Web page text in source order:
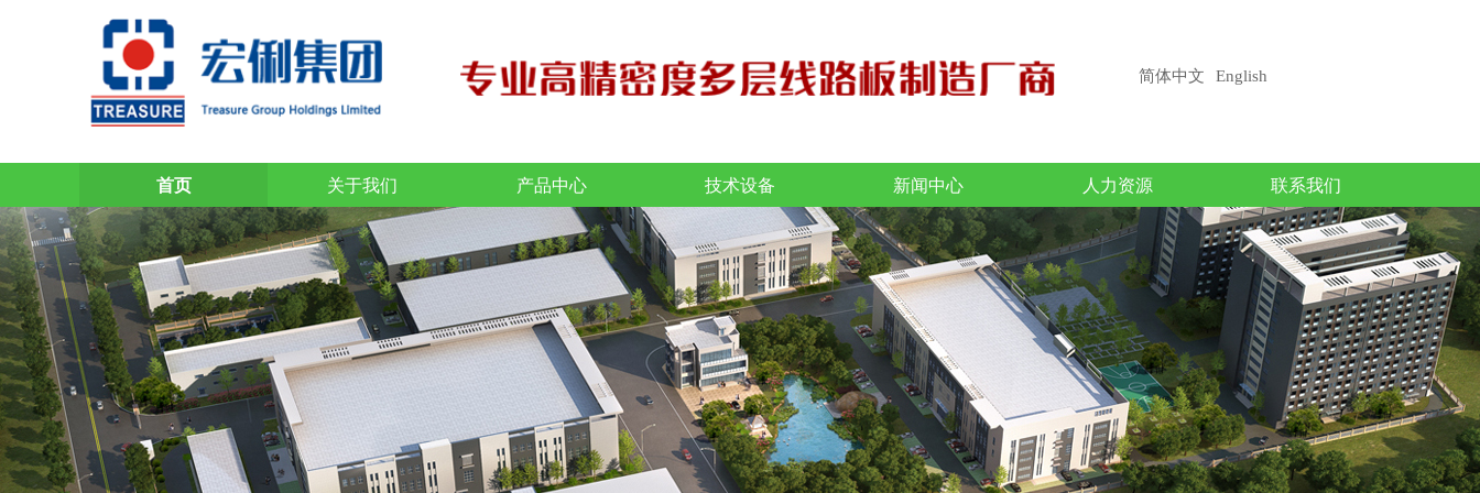
简体中文 English
首页 关于我们 产品中心 技术设备 新闻中心 人力资源 联系我们